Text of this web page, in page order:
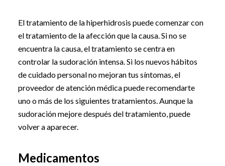
El tratamiento de la hiperhidrosis puede comenzar con
el tratamiento de la afección que la causa. Si no se
encuentra la causa, el tratamiento se centra en
controlar la sudoración intensa. Si los nuevos hábitos
de cuidado personal no mejoran tus síntomas, el
proveedor de atención médica puede recomendarte
uno o más de los siguientes tratamientos. Aunque la
sudoración mejore después del tratamiento, puede
volver a aparecer.
Medicamentos